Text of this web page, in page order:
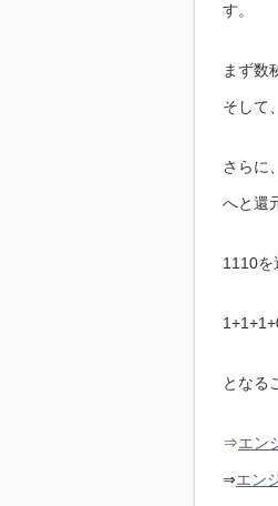
す。
まず数
そして
さらに
へと還
1110を
となる
⇒エン
⇒エン